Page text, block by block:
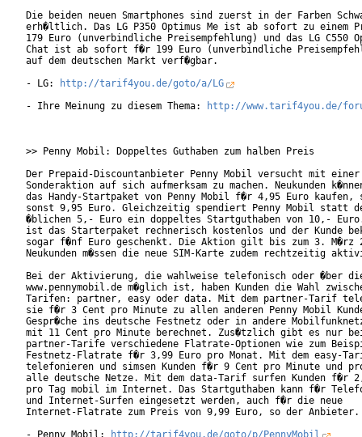
Die beiden neuen Smartphones sind zuerst in der Farben
erh�ltlich. Das LG P350 Optimus Me ist ab sofort zu einem
179 Euro (unverbindliche Preisempfehlung) und das LG C550
Chat ist ab sofort f�r 199 Euro (unverbindliche
auf dem deutschen Markt verf�gbar.
- LG:
http://tarif4you.de/goto/a/LG
- Ihre Meinung zu diesem Thema:
http://www.tarif4you.de/
>> Penny Mobil: Doppeltes Guthaben zum halben Preis
Der Prepaid-Discountanbieter Penny Mobil versucht mit einer
Sonderaktion auf sich aufmerksam zu machen. Neukunden
das Handy-Startpaket von Penny Mobil f�r 4,95 Euro
sonst 9,95 Euro. Gleichzeitig spendiert Penny Mobil statt
�blichen 5,- Euro ein doppeltes Startguthaben von 10,-
ist das Starterpaket rechnerisch kostenlos und der Kunde
sogar f�nf Euro geschenkt. Die Aktion gilt bis zum 3. M�rz
Neukunden m�ssen die neue SIM-Karte zudem
Bei der Aktivierung, die wahlweise telefonisch oder �ber
www.pennymobil.de m�glich ist, haben Kunden die Wahl
Tarifen: partner, easy oder data. Mit dem partner-Tarif
sie f�r 3 Cent pro Minute zu allen anderen Penny Mobil
Gespr�che ins deutsche Festnetz oder in andere
mit 11 Cent pro Minute berechnet. Zus�tzlich gibt es nur bei
partner-Tarife verschiedene Flatrate-Optionen wie zum
Festnetz-Flatrate f�r 3,99 Euro pro Monat. Mit dem easy-
telefonieren und simsen Kunden f�r 9 Cent pro Minute und
alle deutsche Netze. Mit dem data-Tarif surfen Kunden f�r
pro Tag mobil im Internet. Das Startguthaben kann f�r
und Internet-Surfen eingesetzt werden, auch f�r die neue
Internet-Flatrate zum Preis von 9,99 Euro, so
- Penny Mobil:
http://tarif4you.de/goto/p/PennyMobil